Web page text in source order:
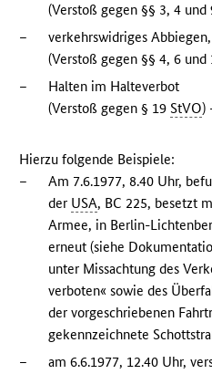
(Verstoß gegen §§ 3, 4
–
verkehrswidriges
(Verstoß gegen §§ 4, 6
–
Halten im Halteverbot
(Verstoß gegen § 19StVO)
Hierzu folgende Beispiele:
–
Am 7.6.1977, 8.40 Uhr,
der USA, BC 225, besetzt
Armee, in Berlin-
erneut (siehe
unter Missachtung des
verboten« sowie des
der vorgeschriebenen
gekennzeichnete
–
am 6.6.1977, 12.40 Uhr,